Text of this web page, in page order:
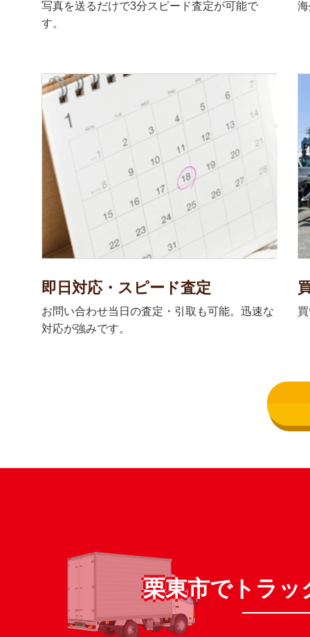
写真を送るだけで3分スピード査定が可能で
す。
即日対応・スピード査定
お問い合わせ当日の査定・引取も可能。迅速な
対応が強みです。
栗東市でトラッ